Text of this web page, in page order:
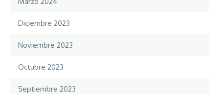
Diciembre 2023
Noviembre 2023
Octubre 2023
Septiembre 2023